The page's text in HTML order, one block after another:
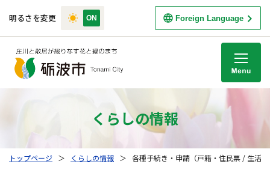
明るさを変更 Foreign Language
くらしの情報
トップページ ＞ くらしの情報 ＞ 各種手続き・申請（戸籍・住民票 / 生活